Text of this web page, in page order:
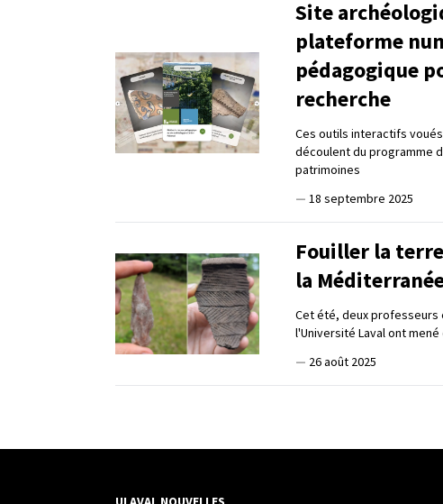
Site
plateforme
pédagogique
recherche
Ces outils interactifs
découlent du programme
patrimoines
— 18 septembre 2025
Fouiller la
la
Cet été, deux
l'Université Laval ont
— 26 août 2025